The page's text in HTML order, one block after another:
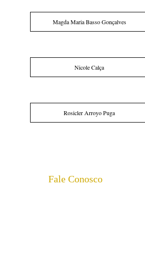
Magda Maria Basso Gonçalves
Nicole Calça
Rosicler Arroyo Puga
Fale Conosco